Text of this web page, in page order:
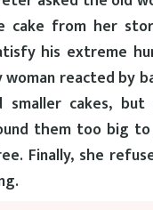
cake from her
his extreme
reacted by
smaller cakes, but
them too big
Finally, she